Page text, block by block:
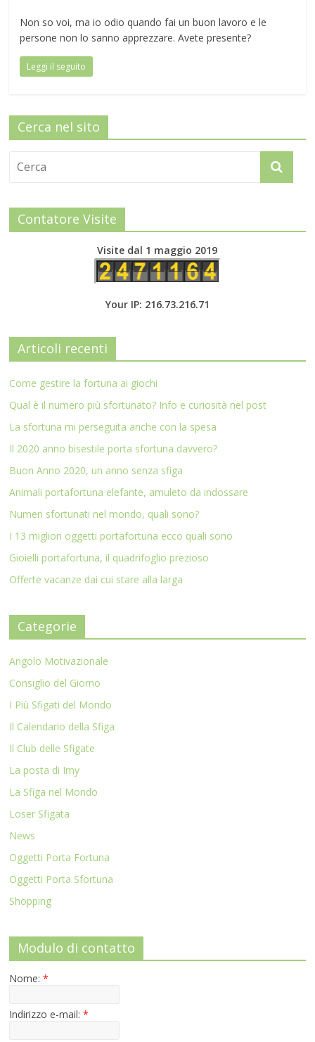
Non so voi, ma io odio quando fai un buon lavoro e le
persone non lo sanno apprezzare. Avete presente?
Leggi il seguito
Cerca nel sito
Contatore Visite
Visite dal 1 maggio 2019
Your IP: 216.73.216.71
Articoli recenti
Come gestire la fortuna ai giochi
Qual è il numero più sfortunato? Info e curiosità nel post
La sfortuna mi perseguita anche con la spesa
Il 2020 anno bisestile porta sfortuna davvero?
Buon Anno 2020, un anno senza sfiga
Animali portafortuna elefante, amuleto da indossare
Numeri sfortunati nel mondo, quali sono?
I 13 migliori oggetti portafortuna ecco quali sono
Gioielli portafortuna, il quadrifoglio prezioso
Offerte vacanze dai cui stare alla larga
Categorie
Angolo Motivazionale
Consiglio del Giorno
I Più Sfigati del Mondo
Il Calendario della Sfiga
Il Club delle Sfigate
La posta di Imy
La Sfiga nel Mondo
Loser Sfigata
News
Oggetti Porta Fortuna
Oggetti Porta Sfortuna
Shopping
Modulo di contatto
Nome:*
Indirizzo e-mail:*